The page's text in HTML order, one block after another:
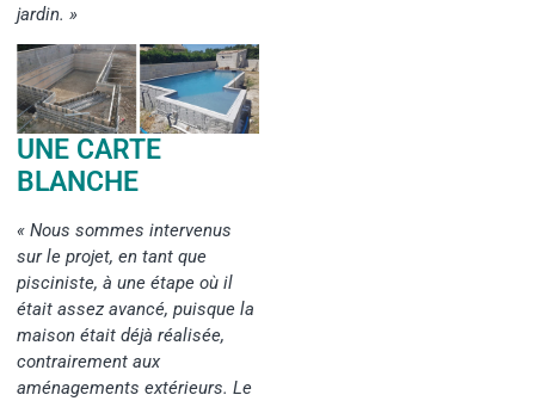
jardin. »
UNE CARTE
BLANCHE
« Nous sommes intervenus
sur le projet, en tant que
pisciniste, à une étape où il
était assez avancé, puisque la
maison était déjà réalisée,
contrairement aux
aménagements extérieurs. Le